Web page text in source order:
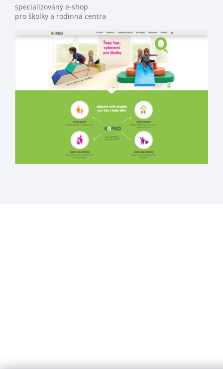
specializovaný e-shop
pro školky a rodinná centra